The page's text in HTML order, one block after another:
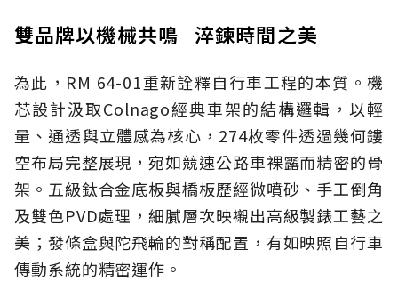
雙品牌以機械共鳴 淬鍊時間之美
為此，RM 64-01重新詮釋自行車工程的本質。機
芯設計汲取Colnago經典車架的結構邏輯，以輕
量、通透與立體感為核心，274枚零件透過幾何鏤
空布局完整展現，宛如競速公路車裸露而精密的骨
架。五級鈦合金底板與橋板歷經微噴砂、手工倒角
及雙色PVD處理，細膩層次映襯出高級製錶工藝之
美；發條盒與陀飛輪的對稱配置，有如映照自行車
傳動系統的精密運作。